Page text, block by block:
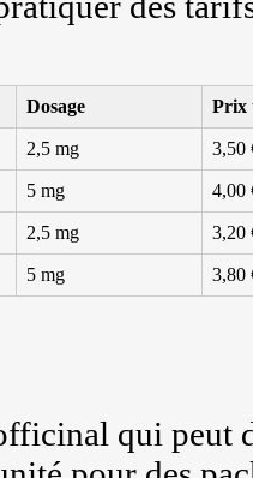
Dosage Prix
2,5 mg 3,50
5 mg 4,00
2,5 mg 3,20
5 mg 3,80
qui peut